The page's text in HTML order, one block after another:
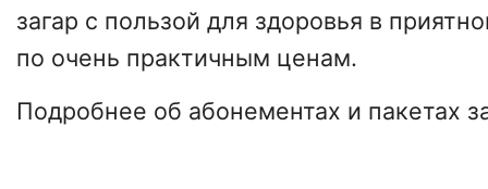
загар с пользой для здоровья в
по очень практичным ценам.
Подробнее об абонементах и пакетах